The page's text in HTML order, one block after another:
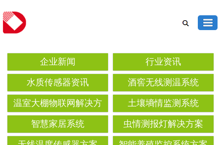
企业新闻 行业资讯
水质传感器资讯 酒窖无线测温系统
温室大棚物联网解决方
案
土壤墒情监测系统‌
智慧家居系统 虫情测报灯解决方案‌